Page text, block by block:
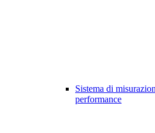
Sistema di
performance